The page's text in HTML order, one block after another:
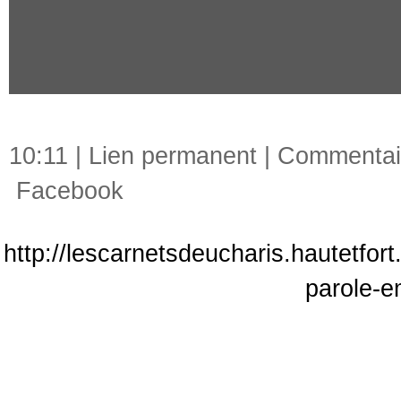
10:11 | Lien permanent
Facebook
http://
parole-